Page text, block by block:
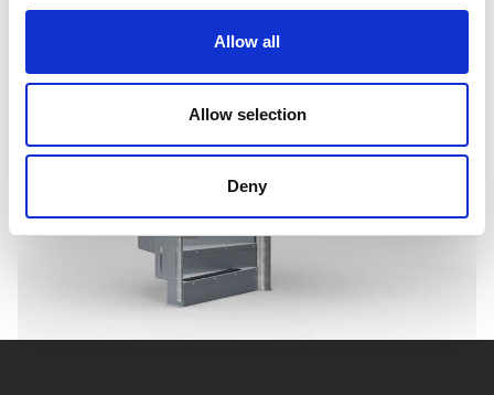
Allow all
Allow selection
Deny